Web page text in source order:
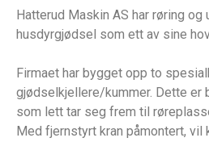
Hatterud Maskin AS har røring og
husdyrgjødsel som ett av sine
Firmaet har bygget opp to
gjødselkjellere/kummer. Dette er
som lett tar seg frem til
Med fjernstyrt kran påmontert, vil